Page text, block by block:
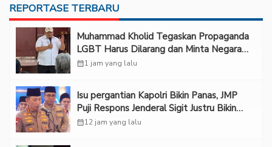
REPORTASE TERBARU
Muhammad Kholid Tegaskan Propaganda
LGBT Harus Dilarang dan Minta Negara
Melindungi Korban
calendar_month1 jam yang lalu
Isu pergantian Kapolri Bikin Panas, JMP
Puji Respons Jenderal Sigit Justru Bikin
“Adem”
calendar_month12 jam yang lalu